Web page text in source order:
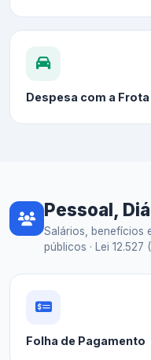
Despesa com a Frota
Pessoal,
Salários, benefícios
públicos · Lei 12.527
Folha de Pagamento